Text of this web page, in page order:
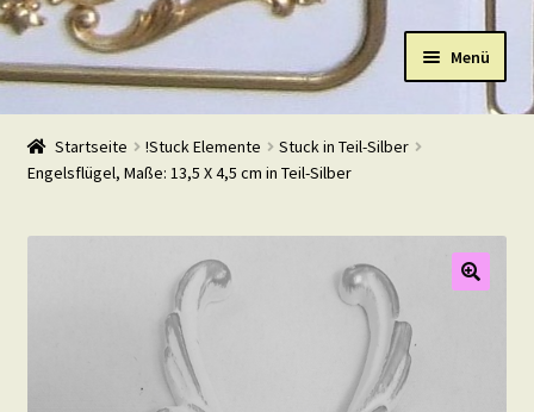
Navigation
Zum
Inhalt
Menü
Start
Shop
Warenkorb
Startseite !Stuck Elemente
Stuck in Teil-Silber
Engelsflügel, Maße: 13,5 X 4,5 cm in Teil-Silber